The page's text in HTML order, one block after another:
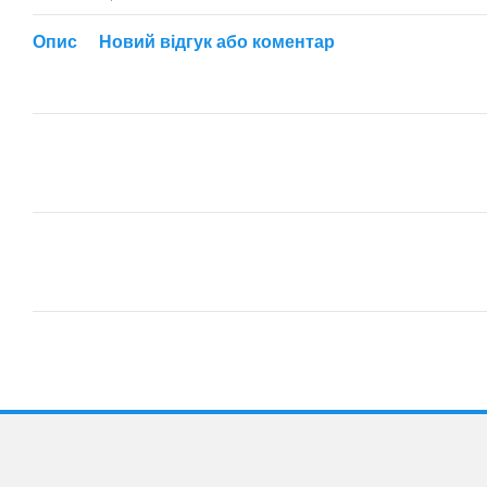
Опис Новий відгук або коментар